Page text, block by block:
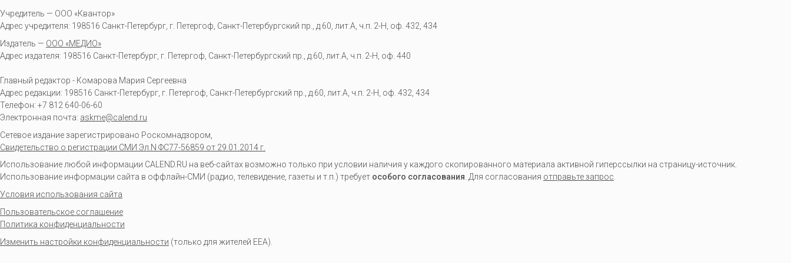
Учредитель — ООО «Квантор»
Адрес учредителя: 198516 Санкт-Петербург, г. Петергоф, Санкт-Петербургский пр., д.60, лит.А, ч.п. 2-Н, оф. 432, 434
Издатель — ООО «МЕДИО»
Адрес издателя: 198516 Санкт-Петербург, г. Петергоф, Санкт-Петербургский пр., д.60, лит.А, ч.п. 2-Н, оф. 440
Главный редактор - Комарова Мария Сергеевна
Адрес редакции: 198516 Санкт-Петербург, г. Петергоф Санкт-Петербургский пр., д.60, лит.А, ч.п. 2-Н, оф. 432, 434
Телефон: +7 812 640-06-60
Электронная почта: askme@calend.ru
Сетевое издание зарегистрировано Роскомнадзором,
Свидетельство о регистрации СМИ Эл.N ФС77-56859 от 29.01.2014 г.
Использование любой информации CALEND.RU на веб-сайтах возможно только при условии наличия у каждого скопированного материала активной гиперссылки на страницу-источник.
Использование информации сайта в оффлайн-СМИ (радио, телевидение, газеты и т.п.) требует особого согласования. Для согласования отправьте запрос.
Условия использования сайта
Пользовательское соглашение
Политика конфиденциальности
Изменить настройки конфиденциальности (только для жителей EEA).